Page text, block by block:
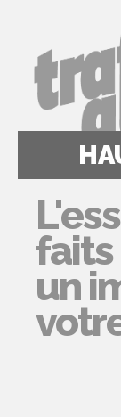
faits
un